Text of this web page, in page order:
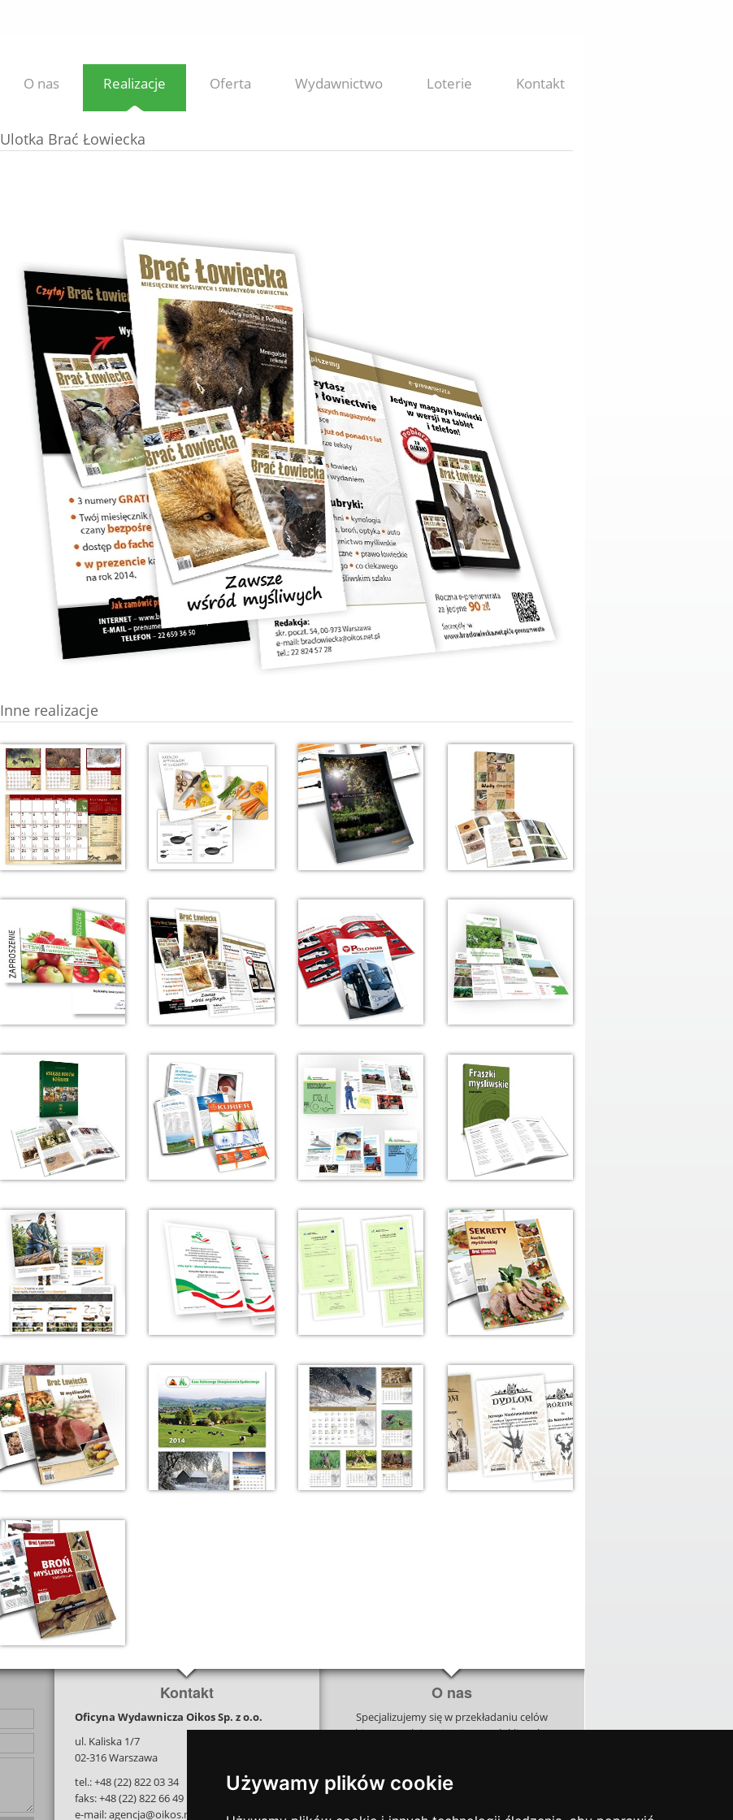
Używamy plików cookie
O nas Realizacje Oferta Wydawnictwo Loterie Kontakt
Ulotka Brać Łowiecka
Inne realizacje
Kontakt
Oficyna Wydawnicza Oikos Sp. z o.o.
ul. Kaliska 1/7
02-316 Warszawa
tel.: +48 (22) 822 03 34
faks: +48 (22) 822 66 49
e-mail: agencja@oikos.net.pl
O nas
Specjalizujemy się w przekładaniu celów
biznesowych i aspiracji naszych klientów
z naszymi klientami projekty zapadające